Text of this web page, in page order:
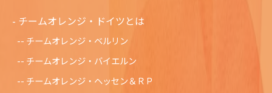
チームオレンジ・ドイツとは
チームオレンジ・ベルリン
チームオレンジ・バイエルン
チームオレンジ・ヘッセン＆ＲＰ